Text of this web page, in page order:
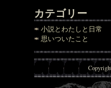
カテゴリー
小説とわたしと日常
思いついたこと